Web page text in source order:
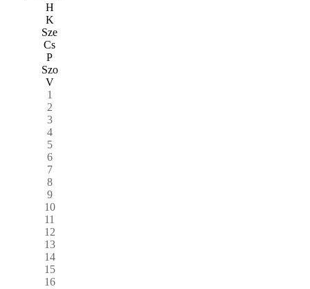
H
K
Sze
Cs
P
Szo
V
1
2
3
4
5
6
7
8
9
10
11
12
13
14
15
16